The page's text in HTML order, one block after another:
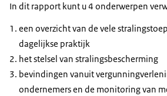
In dit rapport kunt u 4 onderwerpen
een overzicht van de vele
dagelijkse praktijk
het stelsel van stralingsbescherming
bevindingen vanuit
ondernemers en de monitoring van